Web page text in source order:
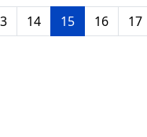
14 15 16 17